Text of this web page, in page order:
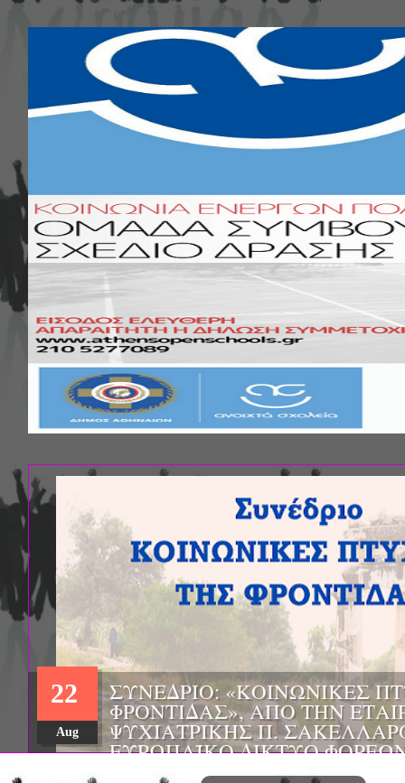
ΣΥΝΕΔΡΙΟ: «ΚΟΙΝΩΝΙΚΕΣ
ΦΡΟΝΤΙΔΑΣ», ΑΠΟ ΤΗΝ
ΨΥΧΙΑΤΡΙΚΗΣ Π.
EΥΡΩΠΑΪΚΟ ΔΙΚΤΥΟ
ΑSKLEPIOS
22
Aug